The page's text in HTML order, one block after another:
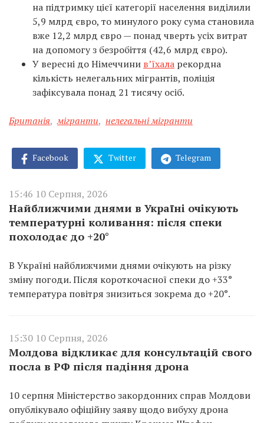
на підтримку цієї категорії населення виділили
5,9 млрд євро, то минулого року сума становила
вже 12,2 млрд євро — понад чверть усіх витрат
на допомогу з безробіття (42,6 млрд євро).
У вересні до Німеччини в’їхала рекордна
кількість нелегальних мігрантів, поліція
зафіксувала понад 21 тисячу осіб.
Британія, мігранти, нелегальні мігранти
Facebook Twitter Telegram
15:46 10 Серпня, 2026
Найближчими днями в Україні очікують
температурні коливання: після спеки
похолодає до +20°
В Україні найближчими днями очікують на різку
зміну погоди. Після короткочасної спеки до +33°
температура повітря знизиться зокрема до +20°.
15:30 10 Серпня, 2026
Молдова відкликає для консультацій свого
посла в РФ після падіння дрона
10 серпня Міністерство закордонних справ Молдови
опублікувало офіційну заяву щодо вибуху дрона